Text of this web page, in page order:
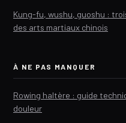
Kung-fu, wushu, guoshu :
des arts martiaux chinois
À NE PAS MANQUER
Rowing haltère : guide
douleur